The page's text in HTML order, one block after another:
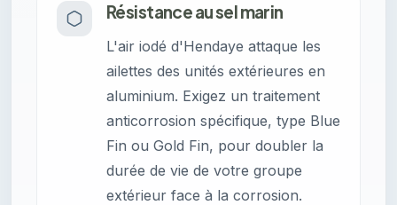
Résistance au sel marin
L'air iodé d'Hendaye attaque les
ailettes des unités extérieures en
aluminium. Exigez un traitement
anticorrosion spécifique, type Blue
Fin ou Gold Fin, pour doubler la
durée de vie de votre groupe
extérieur face à la corrosion.